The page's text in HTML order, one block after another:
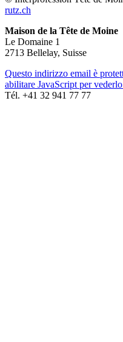
rutz.ch
Maison de la Tête de Moine
Le Domaine 1
2713 Bellelay, Suisse
Questo indirizzo email è
abilitare JavaScript per
Tél. +41 32 941 77 77